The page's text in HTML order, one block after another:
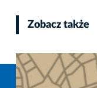
Zobacz także